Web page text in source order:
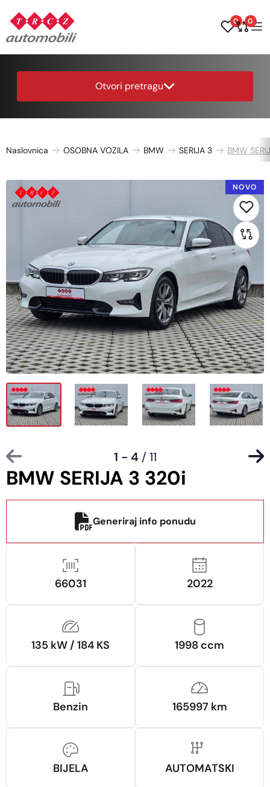
0 0
Otvori pretragu
Naslovnica OSOBNA VOZILA BMW SERIJA 3 BMW
BMW SERIJA 3 320i
NOVO
1 - 4 / 11
Generiraj info ponudu
66031 2022
135 kW / 184 KS 1998 ccm
Benzin 165997 km
BIJELA AUTOMATSKI